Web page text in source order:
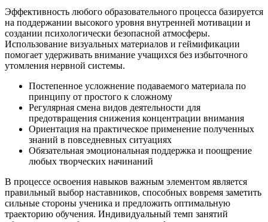
Эффективность любого образовательного процесса базируется
на поддержании высокого уровня внутренней мотивации и
создании психологически безопасной атмосферы.
Использование визуальных материалов и геймификации
помогает удерживать внимание учащихся без избыточного
утомления нервной системы.
Постепенное усложнение подаваемого материала по
принципу от простого к сложному
Регулярная смена видов деятельности для
предотвращения снижения концентрации внимания
Ориентация на практическое применение полученных
знаний в повседневных ситуациях
Обязательная эмоциональная поддержка и поощрение
любых творческих начинаний
В процессе освоения навыков важным элементом является
правильный выбор наставников, способных вовремя заметить
сильные стороны ученика и предложить оптимальную
траекторию обучения. Индивидуальный темп занятий